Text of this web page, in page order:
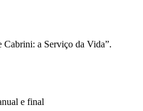
Cabrini: a Serviço da Vida”.
e final